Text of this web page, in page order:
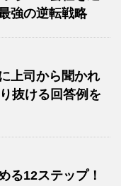
強の逆転戦略
上司から聞かれ
抜ける回答例を
る12ステップ！